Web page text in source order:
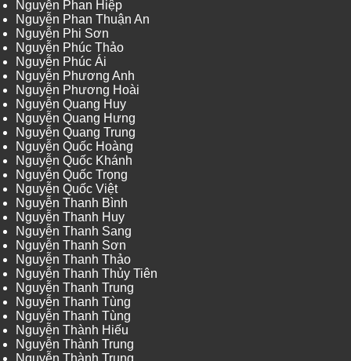
Nguyễn Phan Hiệp
Nguyễn Phan Thuận An
Nguyễn Phi Sơn
Nguyễn Phúc Thảo
Nguyễn Phúc Ái
Nguyễn Phương Anh
Nguyễn Phương Hoài
Nguyễn Quang Huy
Nguyễn Quang Hưng
Nguyễn Quang Trung
Nguyễn Quốc Hoàng
Nguyễn Quốc Khánh
Nguyễn Quốc Trọng
Nguyễn Quốc Việt
Nguyễn Thanh Bình
Nguyễn Thanh Huy
Nguyễn Thanh Sang
Nguyễn Thanh Sơn
Nguyễn Thanh Thảo
Nguyễn Thanh Thủy Tiên
Nguyễn Thanh Trung
Nguyễn Thanh Tùng
Nguyễn Thanh Tùng
Nguyễn Thành Hiếu
Nguyễn Thành Trung
Nguyễn Thành Trung